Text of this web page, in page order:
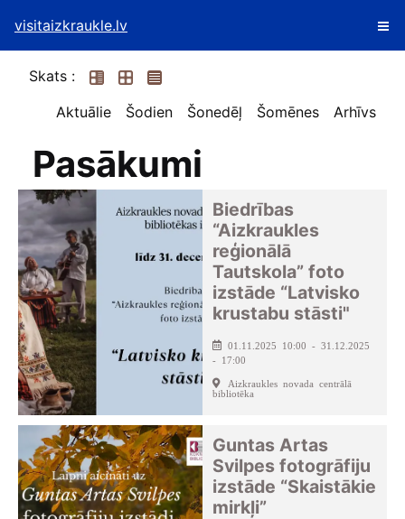
visitaizkraukle.lv
Skats :
Aktuālie
Šodien Šonedēļ Šomēnes Arhīvs
Pasākumi
Biedrības
“Aizkraukles
reģionālā
Tautskola” foto
izstāde “Latvisko
krustabu stāsti"
01.11.2025 10:00 - 31.12.2025
- 17:00
Aizkraukles novada centrālā
bibliotēka
Guntas Artas
Svilpes fotogrāfiju
izstāde “Skaistākie
mirkļi”